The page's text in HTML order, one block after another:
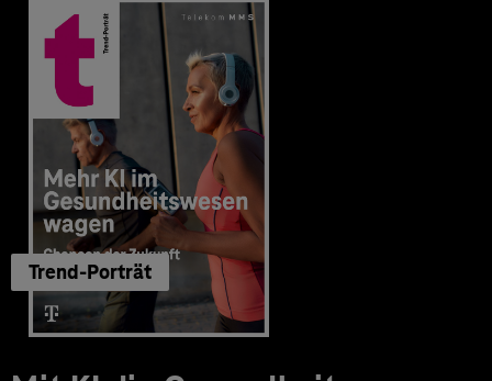
Trend-Porträt